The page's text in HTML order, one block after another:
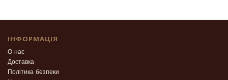
ІНФОРМАЦІЯ
О нас
Доставка
Політика безпеки